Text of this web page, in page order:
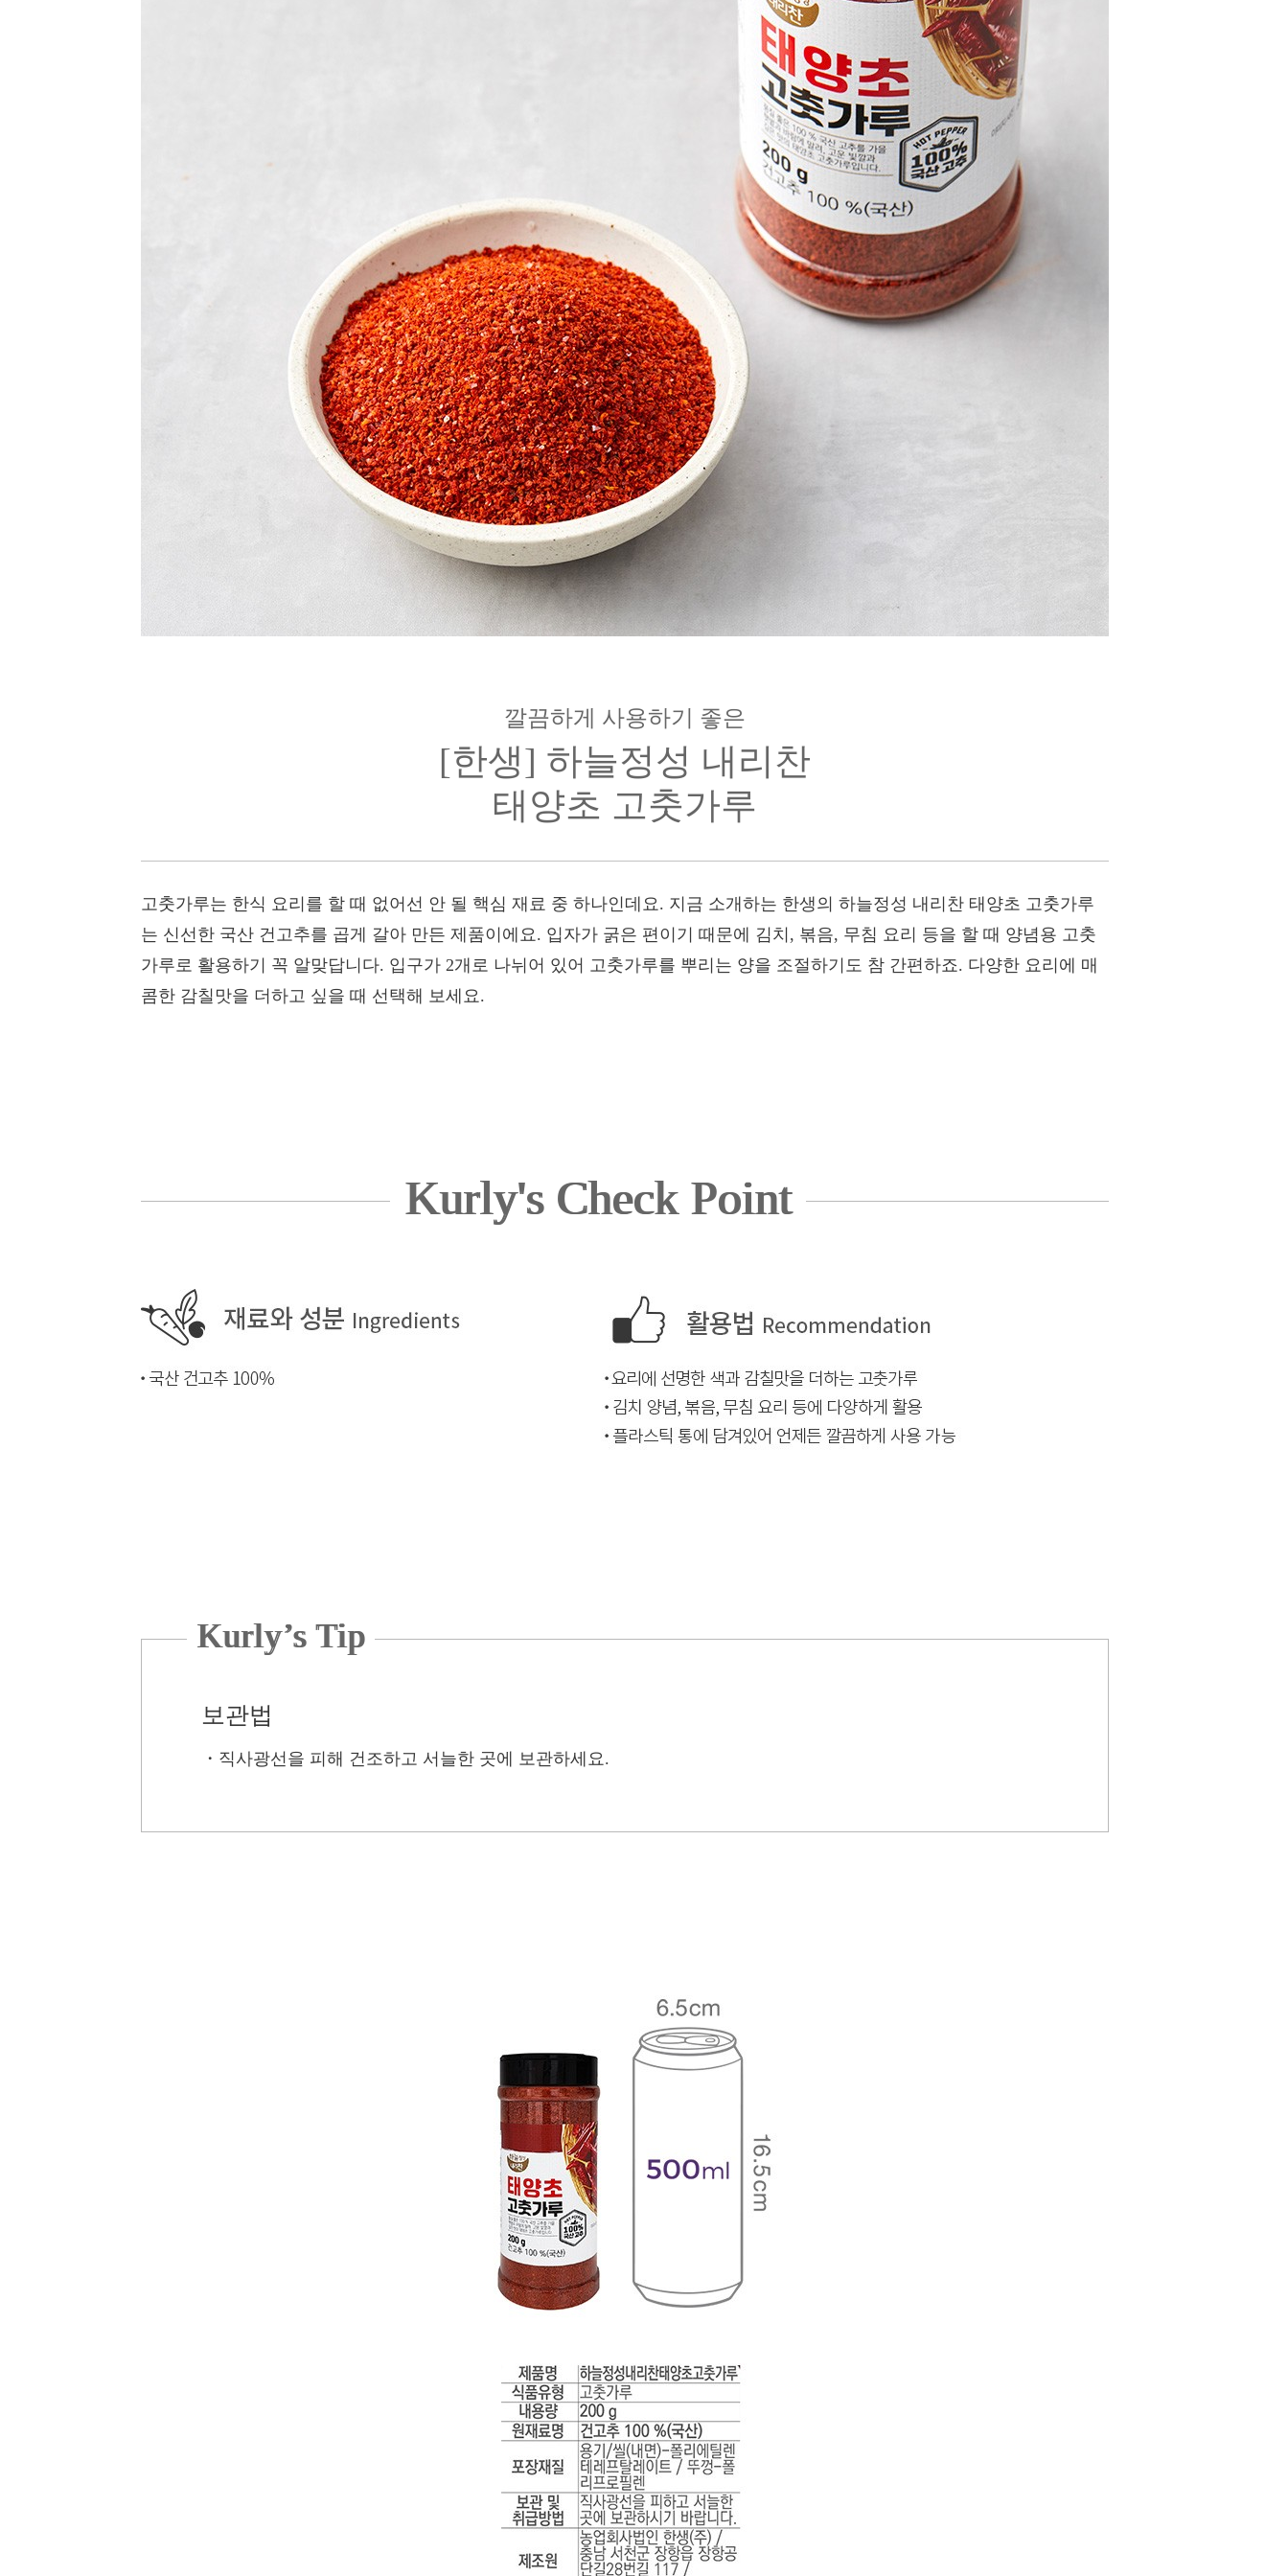
깔끔하게 사용하기 좋은
[한생] 하늘정성 내리찬
태양초 고춧가루
고춧가루는 한식 요리를 할 때 없어선 안 될 핵심 재료 중 하나인데요. 지금 소개하는 한생의 하늘정성 내리찬 태양초 고춧가루
는 신선한 국산 건고추를 곱게 갈아 만든 제품이에요. 입자가 굵은 편이기 때문에 김치, 볶음, 무침 요리 등을 할 때 양념용 고춧
가루로 활용하기 꼭 알맞답니다. 입구가 2개로 나뉘어 있어 고춧가루를 뿌리는 양을 조절하기도 참 간편하죠. 다양한 요리에 매
콤한 감칠맛을 더하고 싶을 때 선택해 보세요.
Kurly's Check Point
Kurly’s Tip
보관법
・ 직사광선을 피해 건조하고 서늘한 곳에 보관하세요.